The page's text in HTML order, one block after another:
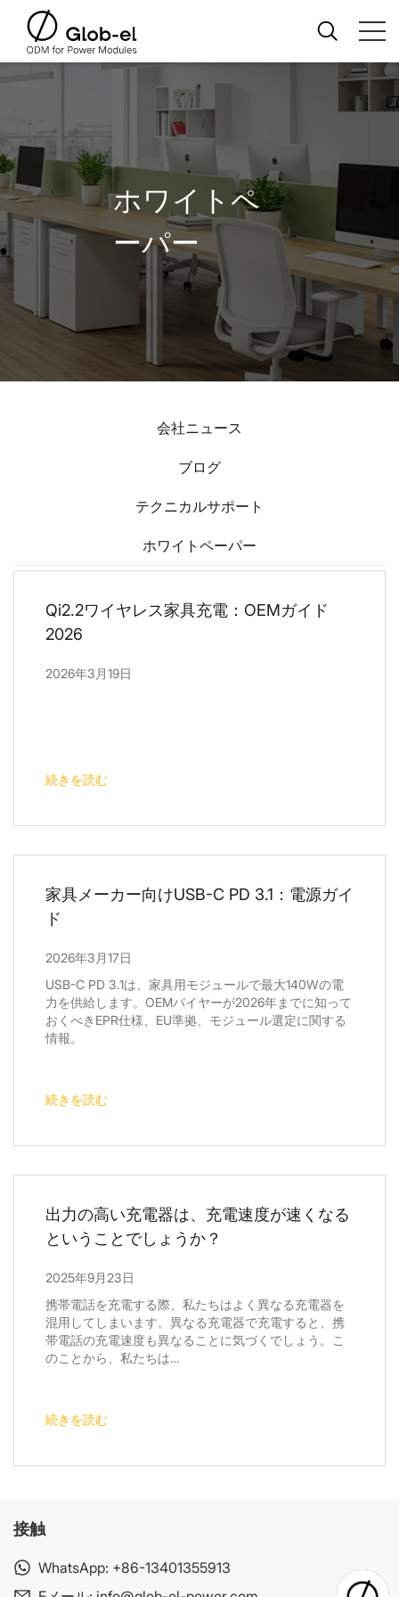
ホワイトペ
ーパー
会社ニュース
ブログ
テクニカルサポート
ホワイトペーパー
Qi2.2ワイヤレス家具充電：OEMガイド
2026
2026年3月19日
続きを読む
家具メーカー向けUSB-C PD 3.1：電源ガイ
ド
2026年3月17日
USB-C PD 3.1は、家具用モジュールで最大140Wの電
力を供給します。OEMバイヤーが2026年までに知って
おくべきEPR仕様、EU準拠、モジュール選定に関する
情報。
続きを読む
出力の高い充電器は、充電速度が速くなる
ということでしょうか？
2025年9月23日
携帯電話を充電する際、私たちはよく異なる充電器を
混用してしまいます。異なる充電器で充電すると、携
帯電話の充電速度も異なることに気づくでしょう。こ
のことから、私たちは…
続きを読む
接触
WhatsApp: +86-13401355913